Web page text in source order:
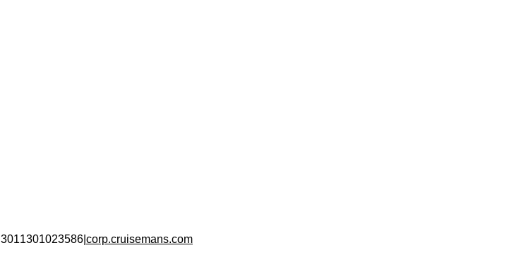
3011301023586 corp.cruisemans.com